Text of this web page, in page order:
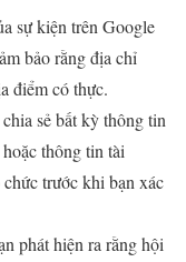
sự kiện trên Google
bảo rằng địa chỉ
điểm có thực.
sẻ bất kỳ thông tin
thông tin tài
trước khi bạn xác
phát hiện ra rằng hội